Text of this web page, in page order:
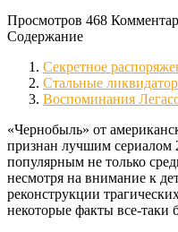
Просмотров 468
Содержание
Секретное
Стальные
Воспоминания
«Чернобыль» от
признан лучшим сериалом
популярным не только
несмотря на внимание к
реконструкции
некоторые факты все-